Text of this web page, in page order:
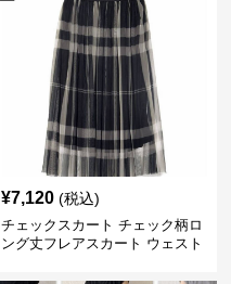
¥7,120 (税込)
チェックスカート チェック柄ロ
ング丈フレアスカート ウェスト